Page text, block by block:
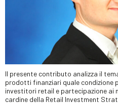
Il presente contributo analizza il
prodotti finanziari quale condizione
investitori retail e partecipazione
cardine della Retail Investment